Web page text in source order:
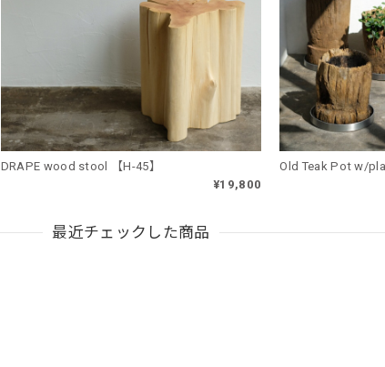
DRAPE wood stool 【H-45】
¥19,800
Old Teak Pot w/
最近チェックした商品